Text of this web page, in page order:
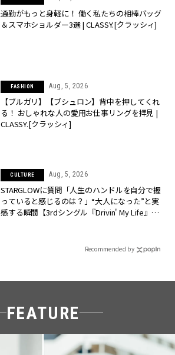
通勤がもっと身軽に！ 働く私たちの相棒バッグ
＆スマホショルダー3選 | CLASSY.[クラッシィ]
FASHION Aug, 5, 2026
【ブルガリ】【ブシュロン】背中を押してくれ
る！ おしゃれな人の愛用お仕事リングを拝見 |
CLASSY.[クラッシィ]
CULTURE Aug, 5, 2026
STARGLOWに質問「人生のハンドルを自分で握
っていると感じるのは？」“大️人になった”と実
感する瞬間【3rdシングル『Drivin' My Life』発
Recommended by
FEATURE